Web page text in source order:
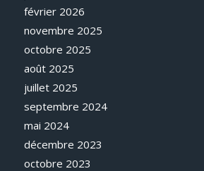
février 2026
novembre 2025
octobre 2025
août 2025
juillet 2025
septembre 2024
mai 2024
décembre 2023
octobre 2023